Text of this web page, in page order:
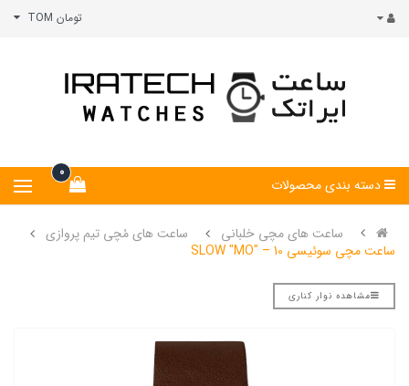
تومان TOM
0
دسته بندی محصولات
ساعت های مچی خلبانی
ساعت های مُچی تیم پروازی
ساعت مچی سوئیسی SLOW "MO" – 10
مشاهده نوار کناری